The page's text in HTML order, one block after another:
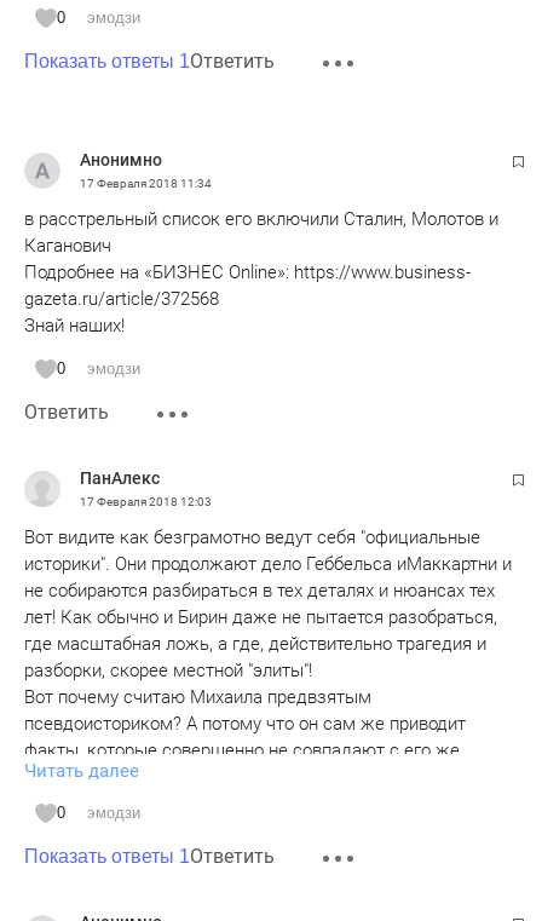
0 эмодзи
Показать ответы 1Ответить
Анонимно
17 Февраля 2018 11:34
в расстрельный список его включили Сталин, Молотов и
Каганович
Подробнее на «БИЗНЕС Online»: https://www.business-
gazeta.ru/article/372568
Знай наших!
0 эмодзи
Ответить
ПанАлекс
17 Февраля 2018 12:03
Вот видите как безграмотно ведут себя "официальные
историки". Они продолжают дело Геббельса иМаккартни и
не собираются разбираться в тех деталях и нюансах тех
лет! Как обычно и Бирин даже не пытается разобраться,
где масштабная ложь, а где, действительно трагедия и
разборки, скорее местной "элиты"!
Вот почему считаю Михаила предвзятым
псевдоисториком? А потому что он сам же приводит
факты, которые совершенно не совпадают с его же
заявлениями и выводами, потому что он оперирует не ими,
а "методичкой" - "промытыми мозгами"!
Вот, к примеру, он приводит факт - учетные карточки-досье
на всех членов и кандидатов ВКП(б) – около 2,5
"официальных псевдоисториков" об огромном терроре и
Читать далее
0 эмодзи
Показать ответы 1Ответить